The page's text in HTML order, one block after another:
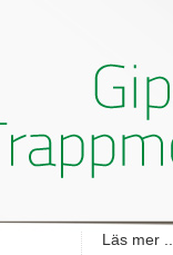
Läs mer ...